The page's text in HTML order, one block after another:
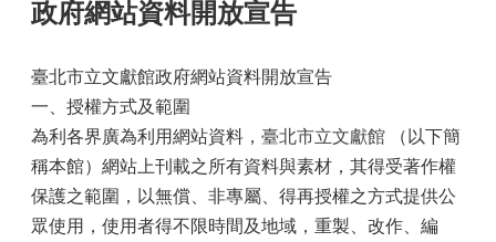
政府網站資料開放宣告
臺北市立文獻館政府網站資料開放宣告
一、授權方式及範圍
為利各界廣為利用網站資料， 臺北市立文獻館 （以下簡
稱本館）網站上刊載之所有資料與素材，其得受著作權
保護之範圍，以無償、非專屬、得再授權之方式提供公
眾使用，使用者得不限時間及地域，重製、改作、編